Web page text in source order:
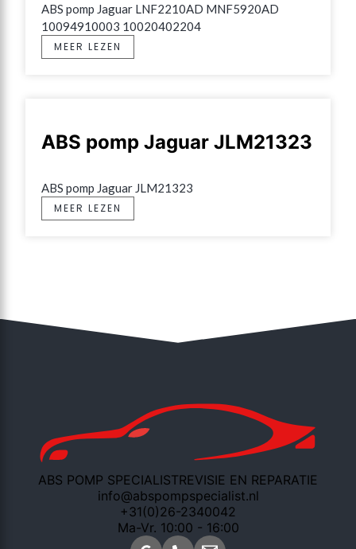
ABS pomp Jaguar LNF2210AD MNF5920AD
10094910003 10020402204
MEER LEZEN
ABS pomp Jaguar JLM21323
ABS pomp Jaguar JLM21323
MEER LEZEN
ABS POMP SPECIALISTREVISIE EN REPARATIE
info@abspompspecialist.nl
+31(0)26-2340042
Ma-Vr. 10:00 - 16:00